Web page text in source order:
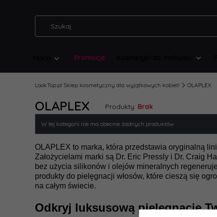
Promocje
LookTop.pl Sklep kosmetyczny dla wyjątkowych kobiet! OLAPLEX
OLAPLEX Produkty: Brak
Lista produktów
W tej kategorii nie ma obecnie żadnych produktów
OLAPLEX to marka, która przedstawia oryginalną
Założycielami marki są Dr. Eric Pressly i Dr. Craig
bez użycia silikonów i olejów mineralnych
produkty do pielęgnacji włosów, które cieszą się
na całym świecie.
Odkryj luksusową pielęgnację